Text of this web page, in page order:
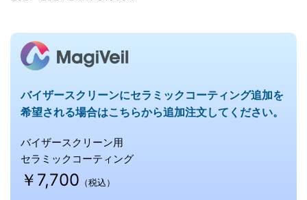
B
o
d
バイザースクリーンにセラミックコーティング追加を
希望される場合はこちらから追加注文してください。
バイザースクリーン用
セラミックコーティング
￥7,700 （税込）